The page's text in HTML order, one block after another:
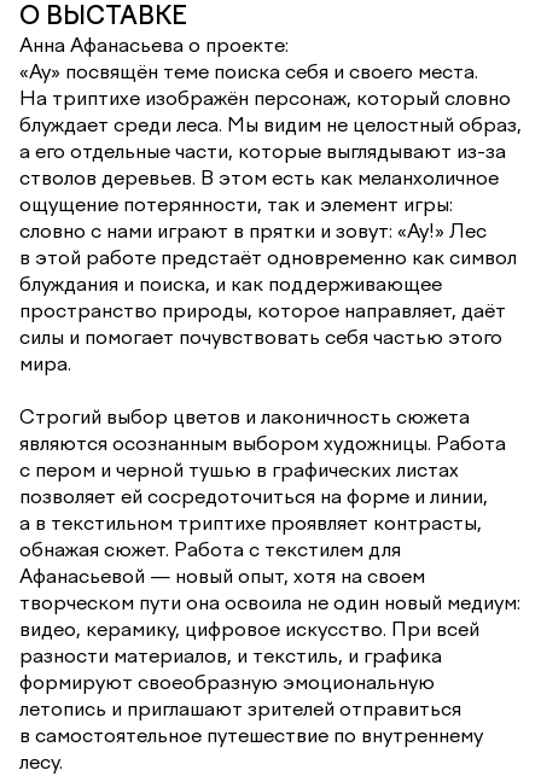
О ВЫСТАВКЕ
Анна Афанасьева о проекте:
«Ау» посвящён теме поиска себя и своего места.
На триптихе изображён персонаж, который словно
блуждает среди леса. Мы видим не целостный образ,
а его отдельные части, которые выглядывают из-за
стволов деревьев. В этом есть как меланхоличное
ощущение потерянности, так и элемент игры:
словно с нами играют в прятки и зовут: «Ау!» Лес
в этой работе предстаёт одновременно как символ
блуждания и поиска, и как поддерживающее
пространство природы, которое направляет, даёт
силы и помогает почувствовать себя частью этого
мира.
Строгий выбор цветов и лаконичность сюжета
являются осознанным выбором художницы. Работа
с пером и черной тушью в графических листах
позволяет ей сосредоточиться на форме и линии,
а в текстильном триптихе проявляет контрасты,
обнажая сюжет. Работа с текстилем для
Афанасьевой — новый опыт, хотя на своем
творческом пути она освоила не один новый медиум:
видео, керамику, цифровое искусство. При всей
разности материалов, и текстиль, и графика
формируют своеобразную эмоциональную
летопись и приглашают зрителей отправиться
в самостоятельное путешествие по внутреннему
лесу.